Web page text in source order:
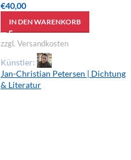
€40,00
IN DEN WARENKORB
zzgl. Versandkosten
Künstler:
Jan-Christian Petersen | Dichtung
& Literatur